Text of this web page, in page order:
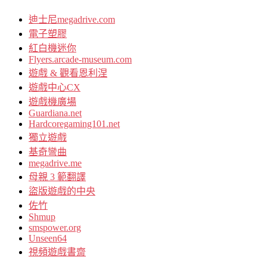
迪士尼megadrive.com
電子塑膠
紅白機迷你
Flyers.arcade-museum.com
遊戲 & 觀看恩利涅
遊戲中心CX
遊戲機廣場
Guardiana.net
Hardcoregaming101.net
獨立遊戲
基奇彎曲
megadrive.me
母親 3 範翻譯
盜版遊戲的中央
佐竹
Shmup
smspower.org
Unseen64
視頻遊戲書齋